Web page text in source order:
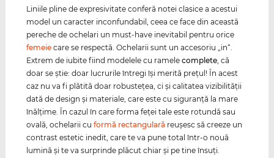
Liniile pline de expresivitate conferă notei clasice a acestui
model un caracter inconfundabil, ceea ce face din această
pereche de ochelari un must-have inevitabil pentru orice
femeie care se respectă. Ochelarii sunt un accesoriu „in“.
Extrem de iubite fiind modelele cu ramelecomplete, că
doar se ştie: doar lucrurile întregi îşi merită preţul! În acest
caz nu va fi plătită doar robusteţea, ci şi calitatea vizibilităţii
dată de design şi materiale, care este cu siguranţă la mare
înălţime. În cazul în care forma feţei tale este rotundă sau
ovală, ochelarii cuformă rectangulară reuşesc să creeze un
contrast estetic inedit, care te va pune total într-o nouă
lumină şi te va surprinde plăcut chiar şi pe tine însuţi.